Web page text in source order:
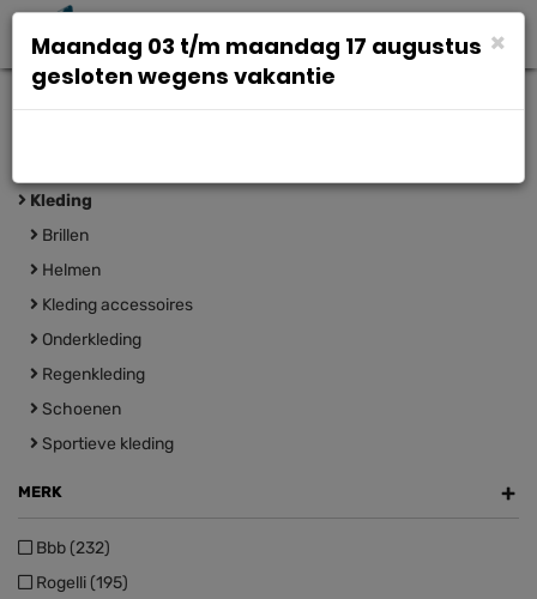
Kleding
Brillen
Helmen
Kleding accessoires
Onderkleding
Regenkleding
Schoenen
Sportieve kleding
MERK +
Bbb (232)
Rogelli (195)
×
Maandag 03 t/m maandag 17 augustus
gesloten wegens vakantie